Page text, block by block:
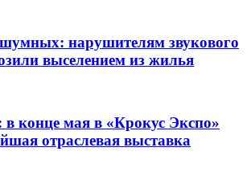
нарушителям звукового
выселением из жилья
в конце мая в «Крокус Экспо»
отраслевая выставка